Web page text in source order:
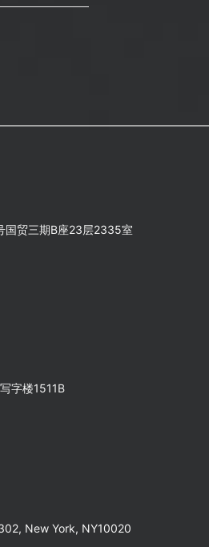
国贸三期B座23层2335室
字楼1511B
New York, NY10020